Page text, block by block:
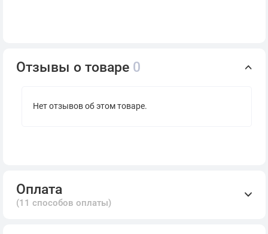
Отзывы о товаре 0
Нет отзывов об этом товаре.
Оплата
(11 способов оплаты)